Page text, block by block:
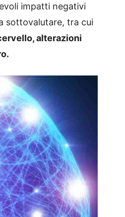
impatti negativi
sottovalutare, tra cui
alterazioni